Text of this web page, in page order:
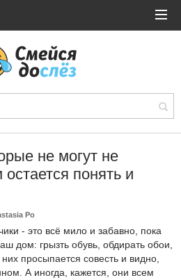
не могут не
понять и
Po
- это всё мило и забавно, пока
дом: грызть обувь, обдирать обои,
просыпается совесть и видно,
А иногда, кажется, они всем